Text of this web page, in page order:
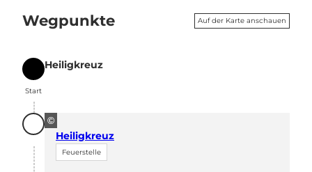
Wegpunkte Auf der Karte anschauen
Start
Start
Heiligkreuz
©
Heiligkreuz
Feuerstelle